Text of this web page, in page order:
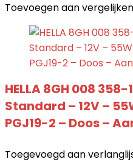
Toevoegen aan vergelijken
HELLA 8GH 008 358-
Standard – 12V –
PGJ19-2 – Doos –
Toegevoegd aan